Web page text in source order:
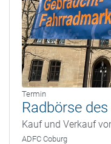
Termin
Radbörse
Kauf und Verkauf
ADFC Coburg